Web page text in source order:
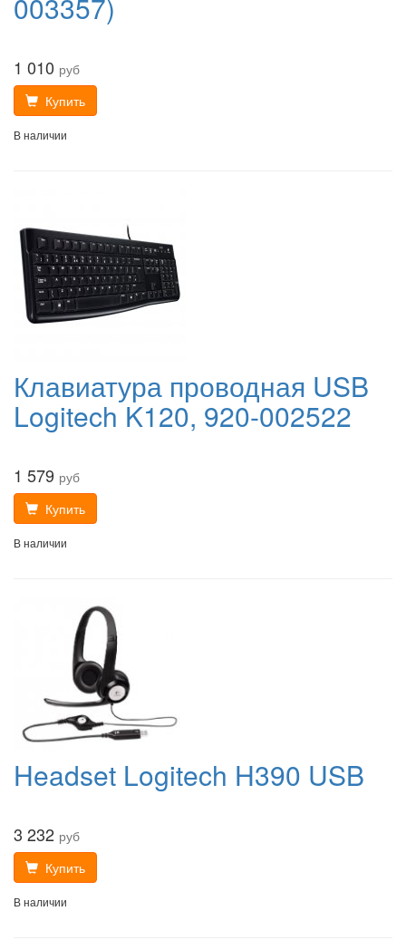
1 010 руб
Купить
В наличии
Клавиатура проводная USB
Logitech K120, 920-002522
1 579 руб
Купить
В наличии
Headset Logitech H390 USB
3 232 руб
Купить
В наличии